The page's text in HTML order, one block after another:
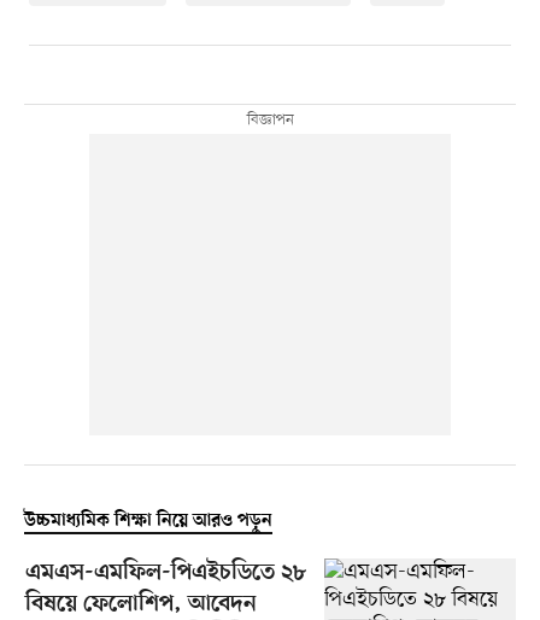
উচ্চমাধ্যমিক শিক্ষা নিয়ে আরও পড়ুন
এমএস-এমফিল-পিএইচডিতে ২৮
বিষয়ে ফেলোশিপ, আবেদন